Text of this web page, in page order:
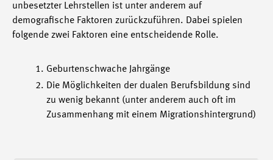
unbesetzter Lehrstellen ist unter anderem auf
demografische Faktoren zurückzuführen. Dabei spielen
folgende zwei Faktoren eine entscheidende Rolle.
Geburtenschwache Jahrgänge
Die Möglichkeiten der dualen Berufsbildung sind
zu wenig bekannt (unter anderem auch oft im
Zusammenhang mit einem Migrationshintergrund)